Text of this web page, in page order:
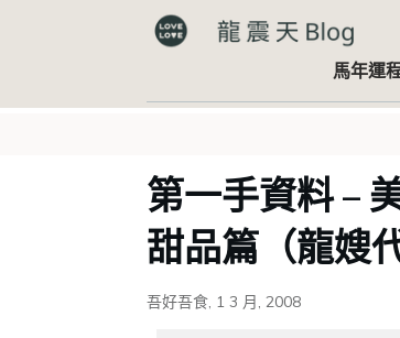
馬年運
第一手資料 –
甜品篇（龍嫂
吾好吾食, 1 3 月, 2008